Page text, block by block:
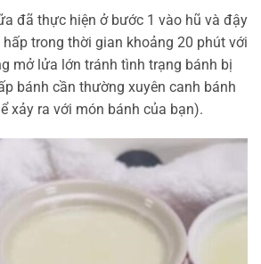
đã thực hiện ở bước 1 vào hũ và đậy
trong thời gian khoảng 20 phút với
mở lửa lớn tránh tình trạng bánh bị
bánh cần thường xuyên canh bánh
xảy ra với món bánh của bạn).